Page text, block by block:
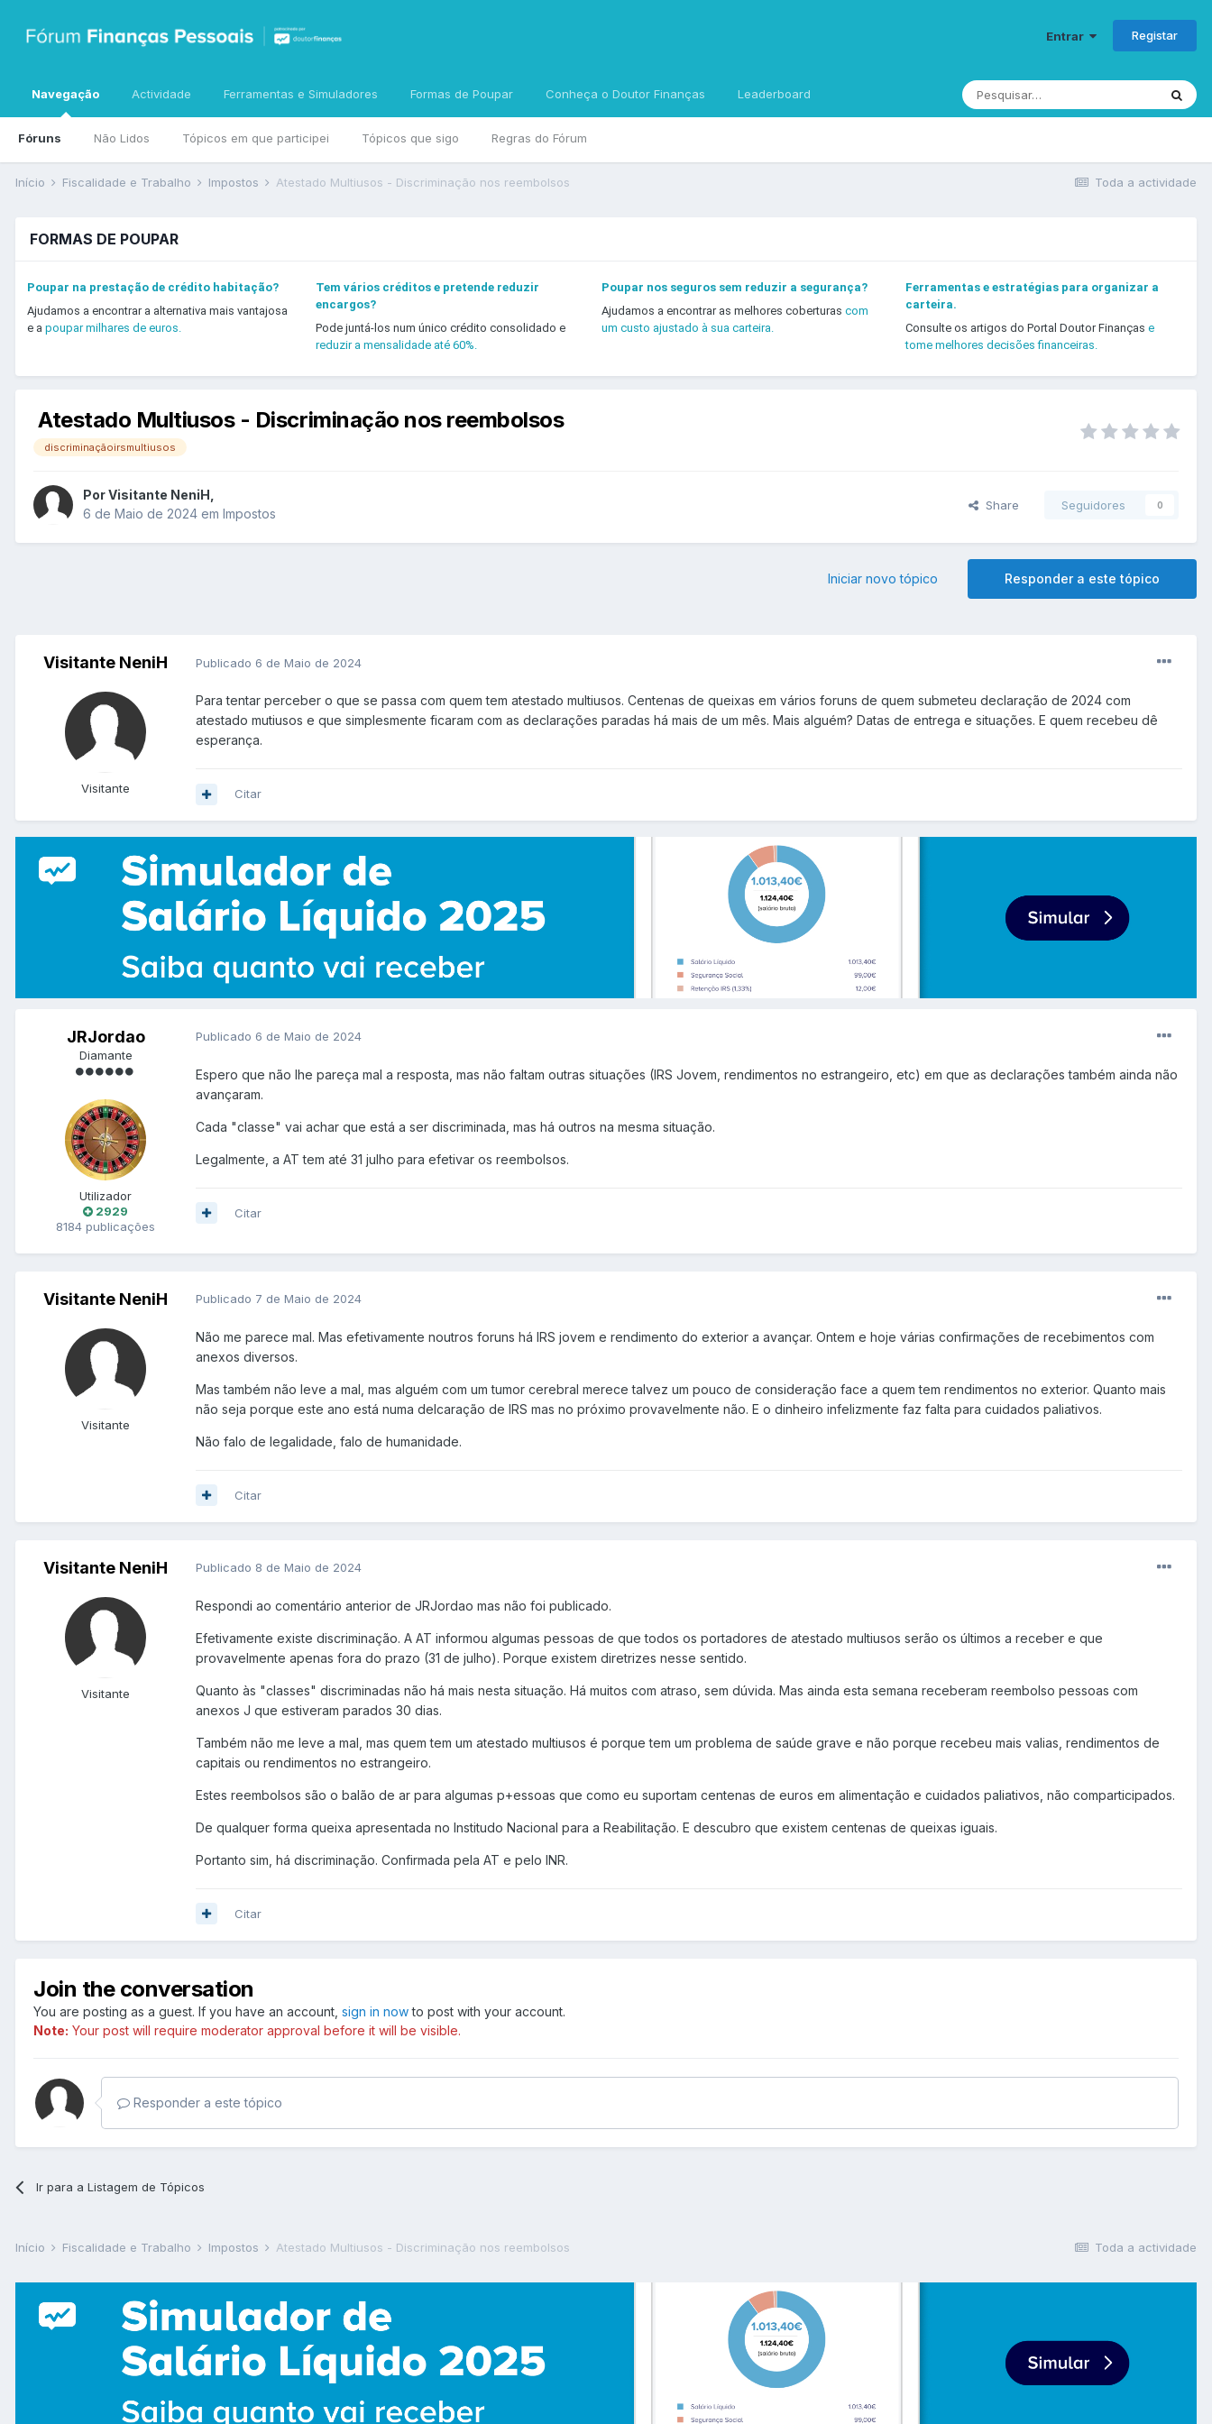
Entrar Registar
Navegação
Fóruns Não Lidos Tópicos em que participei Tópicos que sigo Regras do Fórum
Actividade Ferramentas e Simuladores Formas de Poupar Conheça o Doutor Finanças Leaderboard
Toda a actividade
Início Fiscalidade e Trabalho Impostos Atestado Multiusos - Discriminação nos reembolsos
FORMAS DE POUPAR
Poupar na prestação de crédito habitação?
Ajudamos a encontrar a alternativa mais vantajosa
e a poupar milhares de euros.
Tem vários créditos e pretende reduzir
encargos?
Pode juntá-los num único crédito consolidado e
reduzir a mensalidade até 60%.
Poupar nos seguros sem reduzir a segurança?
Ajudamos a encontrar as melhores coberturascom
um custo ajustado à sua carteira.
Ferramentas e estratégias para organizar a
carteira.
Consulte os artigos do Portal Doutor Finanças e
tome melhores decisões financeiras.
Atestado Multiusos - Discriminação nos reembolsos
discriminaçãoirsmultiusos
PorVisitante NeniH
6 de Maio de 2024 em Impostos
Share Seguidores 0
Responder a este tópico
Iniciar novo tópico
Visitante NeniH
Visitante
Publicado 6 de Maio de 2024
Para tentar perceber o que se passa com quem tem atestado multiusos. Centenas de queixas em vários foruns de quem submeteu declaração de 2024 com
atestado mutiusos e que simplesmente ficaram com as declarações paradas há mais de um mês. Mais alguém? Datas de entrega e situações. E quem recebeu dê
esperança.
Citar
JRJordao
Diamante
Utilizador
2929
8184 publicações
Publicado 6 de Maio de 2024
Espero que não lhe pareça mal a resposta, mas não faltam outras situações (IRS Jovem, rendimentos no estrangeiro, etc) em que as declarações também ainda não
avançaram.
Cada "classe" vai achar que está a ser discriminada, mas há outros na mesma situação.
Legalmente, a AT tem até 31 julho para efetivar os reembolsos.
Citar
Visitante NeniH
Visitante
Publicado 7 de Maio de 2024
Não me parece mal. Mas efetivamente noutros foruns há IRS jovem e rendimento do exterior a avançar. Ontem e hoje várias confirmações de recebimentos com
anexos diversos.
Mas também não leve a mal, mas alguém com um tumor cerebral merece talvez um pouco de consideração face a quem tem rendimentos no exterior. Quanto mais
não seja porque este ano está numa delcaração de IRS mas no próximo provavelmente não. E o dinheiro infelizmente faz falta para cuidados paliativos.
Não falo de legalidade, falo de humanidade.
Citar
Visitante NeniH
Visitante
Publicado 8 de Maio de 2024
Respondi ao comentário anterior de JRJordao mas não foi publicado.
Efetivamente existe discriminação. A AT informou algumas pessoas de que todos os portadores de atestado multiusos serão os últimos a receber e que
provavelmente apenas fora do prazo (31 de julho). Porque existem diretrizes nesse sentido.
Quanto às "classes" discriminadas não há mais nesta situação. Há muitos com atraso, sem dúvida. Mas ainda esta semana receberam reembolso pessoas com
anexos J que estiveram parados 30 dias.
Também não me leve a mal, mas quem tem um atestado multiusos é porque tem um problema de saúde grave e não porque recebeu mais valias, rendimentos de
capitais ou rendimentos no estrangeiro.
Estes reembolsos são o balão de ar para algumas p+essoas que como eu suportam centenas de euros em alimentação e cuidados paliativos, não comparticipados.
De qualquer forma queixa apresentada no Institudo Nacional para a Reabilitação. E descubro que existem centenas de queixas iguais.
Portanto sim, há discriminação. Confirmada pela AT e pelo INR.
Citar
Join the conversation
You are posting as a guest. If you have an account, sign in nowto post with your account.
Note: Your post will require moderator approval before it will be visible.
Responder a este tópico
Ir para a Listagem de Tópicos
Toda a actividade
Início Fiscalidade e Trabalho Impostos Atestado Multiusos - Discriminação nos reembolsos